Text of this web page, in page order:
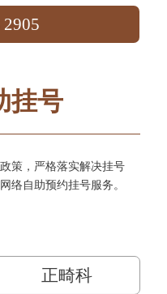
挂号
策，严格落实解决挂号
络自助预约挂号服务。
正畸科